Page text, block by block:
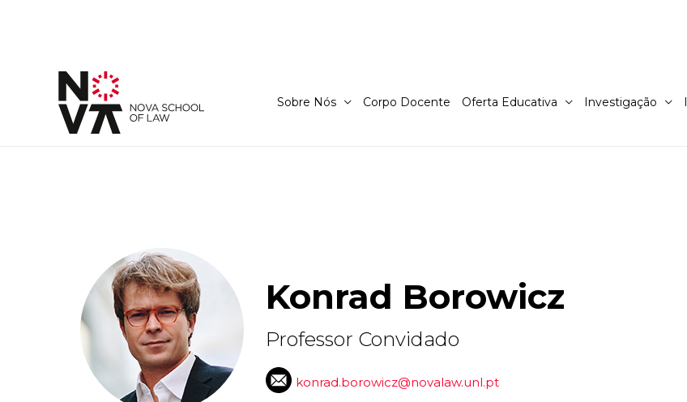
Sobre Nós Corpo Docente Oferta Educativa Investigação
Konrad Borowicz
Professor Convidado
konrad.borowicz@novalaw.unl.pt